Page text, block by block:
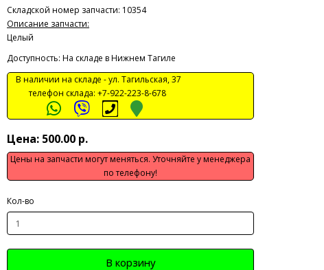
Складской номер запчасти: 10354
Описание запчасти:
Целый
Доступность: На складе в Нижнем Тагиле
В наличии на складе -ул. Тагильская, 37
телефон склада: +7-922-223-8-678
Цена: 500.00 р.
Цены на запчасти могут меняться. Уточняйте у менеджера
по телефону!
Кол-во
В корзину